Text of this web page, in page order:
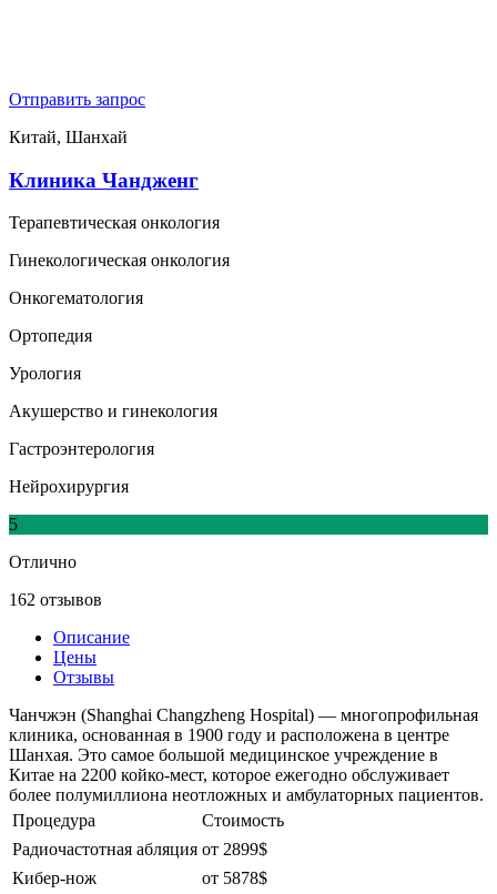
Отправить запрос
Китай, Шанхай
Клиника Чандженг
Терапевтическая онкология
Гинекологическая онкология
Онкогематология
Ортопедия
Урология
Акушерство и гинекология
Гастроэнтерология
Нейрохирургия
5
Отлично
162 отзывов
Описание
Цены
Отзывы
Чанчжэн (Shanghai Changzheng Hospital) — многопрофильная
клиника, основанная в 1900 году и расположена в центре
Шанхая. Это самое большой медицинское учреждение в
Китае на 2200 койко-мест, которое ежегодно обслуживает
более полумиллиона неотложных и амбулаторных пациентов.
Процедура
Стоимость
Радиочастотная абляция от 2899$
Кибер-нож
от 5878$